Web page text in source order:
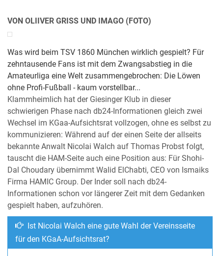
VON OLIIVER GRISS UND IMAGO (FOTO)
Was wird beim TSV 1860 München wirklich gespielt? Für
zehntausende Fans ist mit dem Zwangsabstieg in die
Amateurliga eine Welt zusammengebrochen: Die Löwen
ohne Profi-Fußball - kaum vorstellbar...
Klammheimlich hat der Giesinger Klub in dieser
schwierigen Phase nach db24-Informationen gleich zwei
Wechsel im KGaa-Aufsichtsrat vollzogen, ohne es selbst zu
kommunizieren: Während auf der einen Seite der allseits
bekannte Anwalt Nicolai Walch auf Thomas Probst folgt,
tauscht die HAM-Seite auch eine Position aus: Für Shohi-
Dal Choudary übernimmt Walid ElChabti, CEO von Ismaiks
Firma HAMIC Group. Der Inder soll nach db24-
Informationen schon vor längerer Zeit mit dem Gedanken
gespielt haben, aufzuhören.
Ist Nicolai Walch eine gute Wahl der Vereinsseite
für den KGaA-Aufsichtsrat?